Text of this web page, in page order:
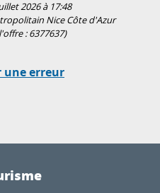
2026 à 17:48
Nice Côte d'Azur
:6377637)
une erreur